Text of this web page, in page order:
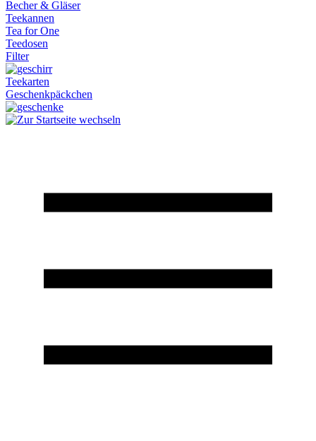
Becher & Gläser
Teekannen
Tea for One
Teedosen
Filter
Teekarten
Geschenkpäckchen